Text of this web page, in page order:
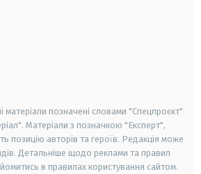
матеріали позначені словами "Спецпроєкт"
Матеріали з позначкою "Експерт",
позицію авторів та героїв. Редакція може
Детальніше щодо реклами та правил
в правилах користування сайтом.